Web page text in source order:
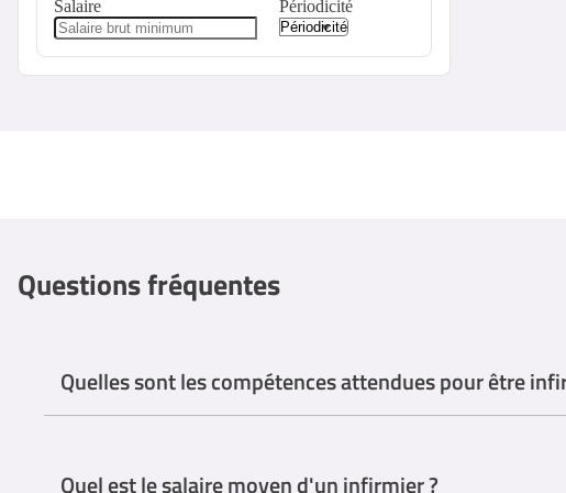
Salaire Périodicité
Questions fréquentes
Quelles sont les compétences attendues pour être
émotionnel, car elles peuvent être confrontées à des problèmes
Quel est le salaire moyen d'un infirmier ?